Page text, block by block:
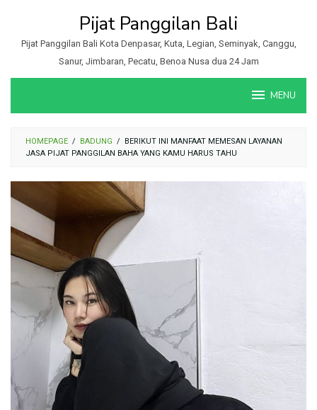
konten
Pijat Panggilan Bali
Pijat Panggilan Bali Kota Denpasar, Kuta, Legian, Seminyak, Canggu,
Sanur, Jimbaran, Pecatu, Benoa Nusa dua 24 Jam
MENU
HOMEPAGE / BADUNG /
BERIKUT INI MANFAAT MEMESAN LAYANAN
JASA PIJAT PANGGILAN BAHA YANG KAMU HARUS TAHU